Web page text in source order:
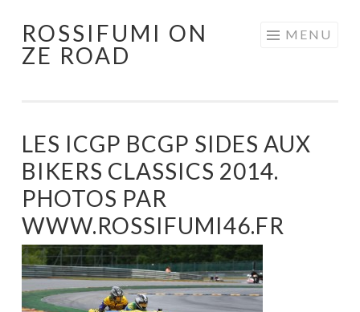
Aller
au
ROSSIFUMI ON
ZE ROAD
MENU
LES ICGP BCGP SIDES AUX
BIKERS CLASSICS 2014.
PHOTOS PAR
WWW.ROSSIFUMI46.FR